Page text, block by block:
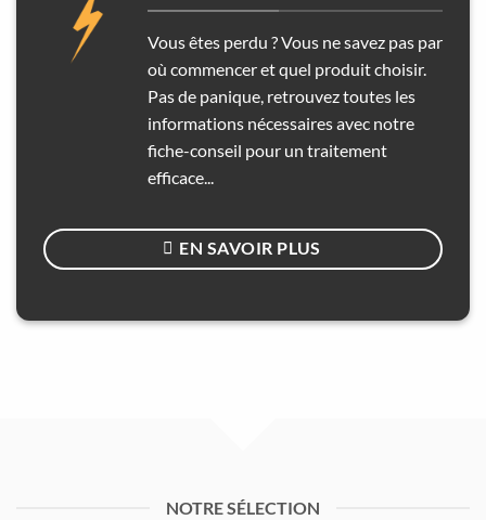
Vous êtes perdu ? Vous ne savez pas par
où commencer et quel produit choisir.
Pas de panique, retrouvez toutes les
informations nécessaires avec notre
fiche-conseil pour un traitement
efficace...
EN SAVOIR PLUS
NOTRE SÉLECTION